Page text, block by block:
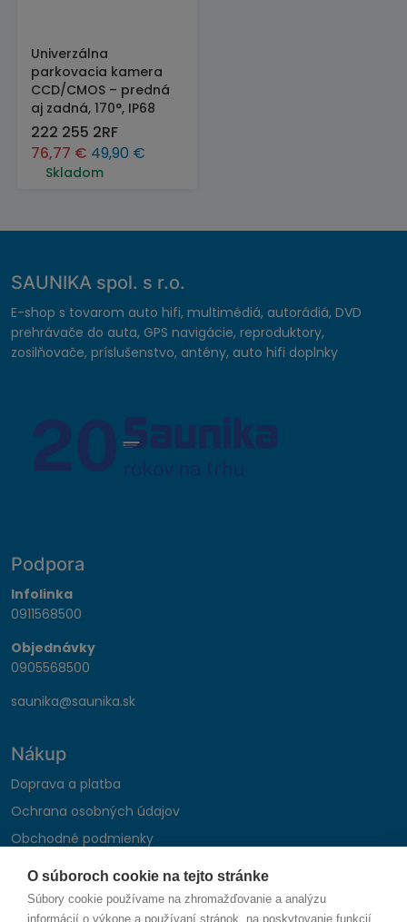
O súboroch cookie na tejto stránke
Súbory cookie používame na zhromažďovanie a analýzu
informácií o výkone a používaní stránok, na poskytovanie funkcií
Univerzálna
parkovacia kamera
CCD/CMOS – predná
aj zadná, 170°, IP68
222 255 2RF
76,77 € 49,90 €
Skladom
SAUNIKA spol. s r.o.
E-shop s tovarom auto hifi, multimédiá, autorádiá, DVD
prehrávače do auta, GPS navigácie, reproduktory,
zosilňovače, príslušenstvo, antény, auto hifi doplnky
Podpora
Infolinka
0911568500
Objednávky
0905568500
saunika@saunika.sk
Nákup
Doprava a platba
Ochrana osobných údajov
Obchodné podmienky
Reklamačný poriadok
Montáž autohifi